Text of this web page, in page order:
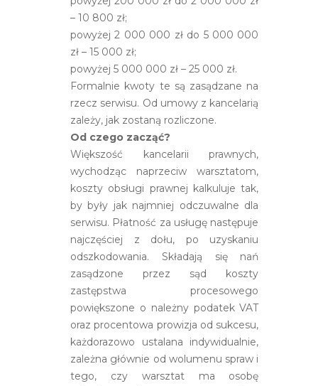
– 10 800 zł;
powyżej 2 000 000 zł do 5 000 000
zł – 15 000 zł;
powyżej 5 000 000 zł – 25 000 zł.
Formalnie kwoty te są zasądzane na
rzecz serwisu. Od umowy z kancelarią
zależy, jak zostaną rozliczone.
Od czego zacząć?
Większość kancelarii prawnych,
wychodząc naprzeciw warsztatom,
koszty obsługi prawnej kalkuluje tak,
by były jak najmniej odczuwalne dla
serwisu. Płatność za usługę następuje
najczęściej z dołu, po uzyskaniu
odszkodowania. Składają się nań
zasądzone przez sąd koszty
zastępstwa procesowego
powiększone o należny podatek VAT
oraz procentowa prowizja od sukcesu,
każdorazowo ustalana indywidualnie,
zależna głównie od wolumenu spraw i
tego, czy warsztat ma osobę